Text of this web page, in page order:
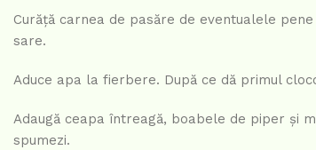
Curăță carnea de pasăre de eventualele
sare.
Aduce apa la fierbere. După ce dă primul
Adaugă ceapa întreagă, boabele de piper și
spumezi.